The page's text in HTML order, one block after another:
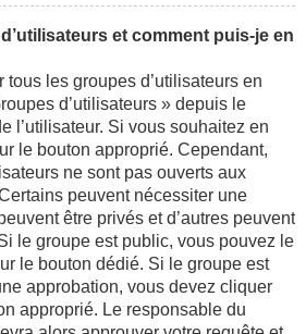
et comment puis-je en
les groupes d’utilisateurs en
d’utilisateurs » depuis le
l’utilisateur. Si vous souhaitez en
le bouton approprié. Cependant,
ne sont pas ouverts aux
peuvent nécessiter une
être privés et d’autres peuvent
le groupe est public, vous pouvez le
le bouton dédié. Si le groupe est
approbation, vous devez cliquer
approprié. Le responsable du